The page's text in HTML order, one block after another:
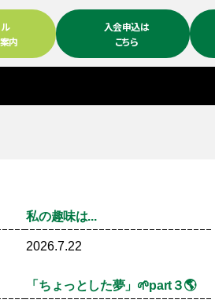
内
入会申込は
こちら
私の趣味は...
2026.7.22
「ちょっとした夢」🌱part３🌎